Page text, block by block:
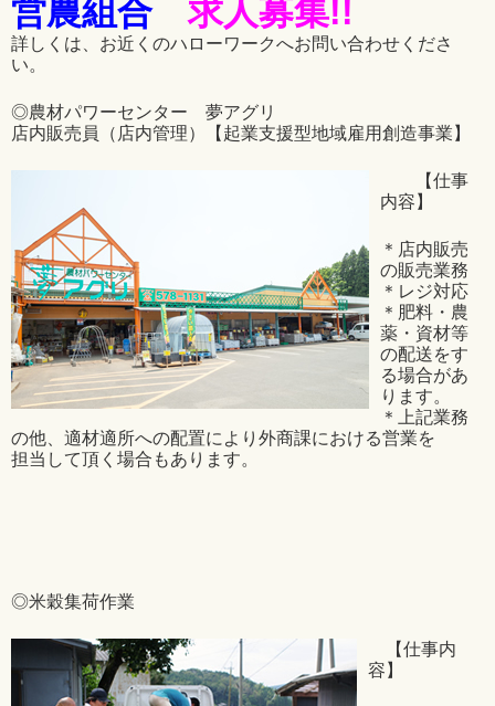
営農組合求人募集!!
詳しくは、お近くのハローワークへお問い合わせくださ
い。
◎農材パワーセンター 夢アグリ
店内販売員（店内管理）【起業支援型地域雇用創造事業】
【仕事
内容】
＊店内販売
の販売業務
＊レジ対応
＊肥料・農
薬・資材等
の配送をす
る場合があ
ります。
＊上記業務
の他、適材適所への配置により外商課における営業を
担当して頂く場合もあります。
◎米穀集荷作業
【仕事内
容】